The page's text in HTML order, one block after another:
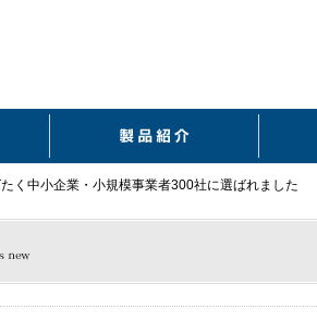
く中小企業・小規模事業者300社に選ばれました